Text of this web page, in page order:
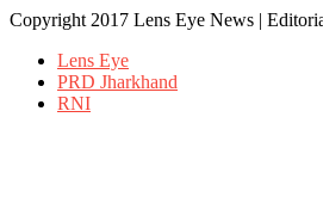
Copyright 2017 Lens Eye News |
Lens Eye
PRD Jharkhand
RNI